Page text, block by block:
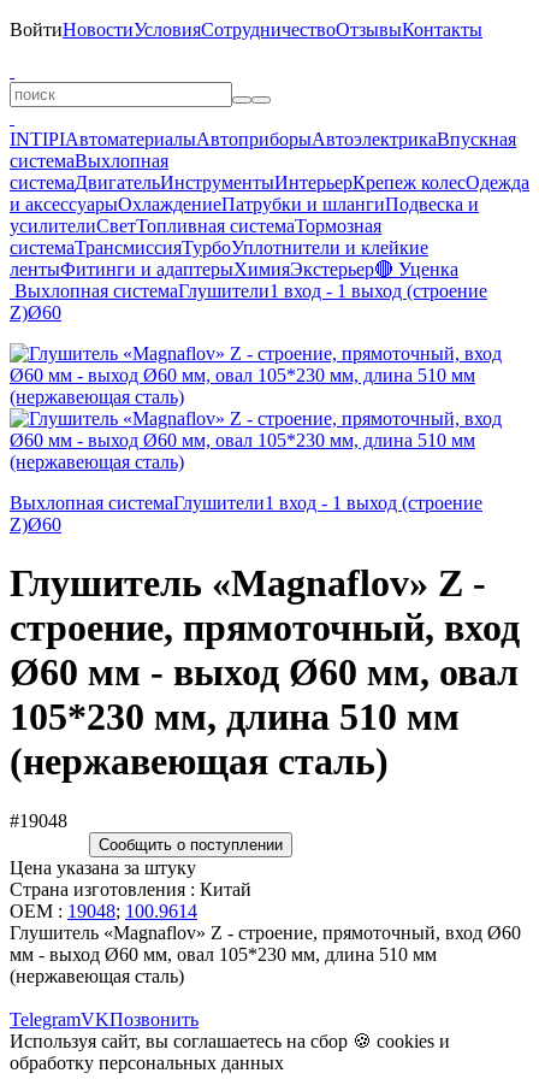
ВойтиНовостиУсловияСотрудничествоОтзывыКонтакты
INTIPIАвтоматериалыАвтоприборыАвтоэлектрикаВпускная
системаВыхлопная
системаДвигательИнструментыИнтерьерКрепеж колесОдежда
и аксессуарыОхлаждениеПатрубки и шлангиПодвеска и
усилителиСветТопливная системаТормозная
системаТрансмиссияТурбоУплотнители и клейкие
лентыФитинги и адаптерыХимияЭкстерьер🔴 Уценка
Выхлопная системаГлушители1 вход - 1 выход (строение
Z)Ø60
Выхлопная системаГлушители1 вход - 1 выход (строение
Z)Ø60
Глушитель «Magnaflov» Z -
строение, прямоточный, вход
Ø60 мм - выход Ø60 мм, овал
105*230 мм, длина 510 мм
(нержавеющая сталь)
#19048
Сообщить о поступлении
Цена указана за штуку
Страна изготовления : Китай
OEM : 19048; 100.9614
Глушитель «Magnaflov» Z - строение, прямоточный, вход Ø60
мм - выход Ø60 мм, овал 105*230 мм, длина 510 мм
(нержавеющая сталь)
TelegramVKПозвонить
Используя сайт, вы соглашаетесь на сбор 🍪 cookies и
обработку персональных данных